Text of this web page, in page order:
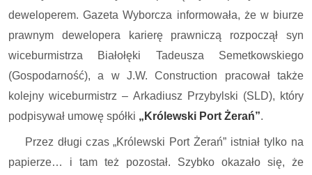
deweloperem. Gazeta Wyborcza informowała, że w biurze
prawnym dewelopera karierę prawniczą rozpoczął syn
wiceburmistrza Białołęki Tadeusza Semetkowskiego
(Gospodarność), a w J.W. Construction pracował także
kolejny wiceburmistrz – Arkadiusz Przybylski (SLD), który
podpisywał umowę spółki „Królewski Port Żerań”.
Przez długi czas „Królewski Port Żerań” istniał tylko na
papierze… i tam też pozostał. Szybko okazało się, że